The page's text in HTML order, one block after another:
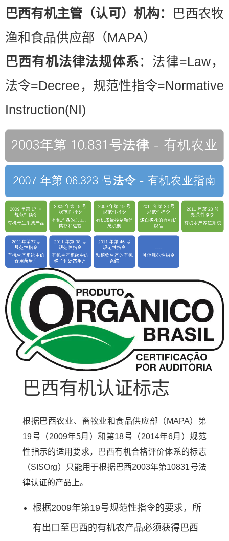
巴西有机主管（认可）机构： 巴西农牧
渔和食品供应部（MAPA）
巴西有机法律法规体系：法律=Law，
法令=Decree，规范性指令=Normative
Instruction(NI)
巴西有机认证标志
根据巴西农业、畜牧业和食品供应部（MAPA）第
19号（2009年5月）和第18号（2014年6月）规范
性指示的适用要求，巴西有机合格评价体系的标志
（SISOrg）只能用于根据巴西2003年第10831号法
律认证的产品上。
根据2009年第19号规范性指令的要求，所
有出口至巴西的有机农产品必须获得巴西